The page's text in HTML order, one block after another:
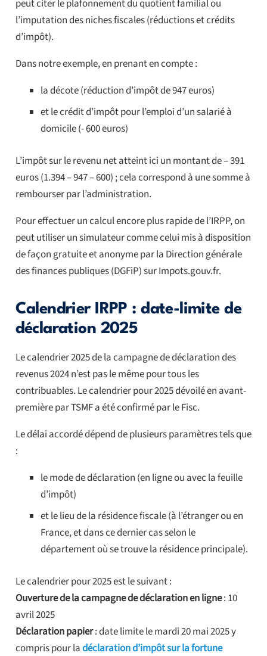
peut citer le plafonnement du quotient familial ou
l’imputation des niches fiscales (réductions et crédits
d’impôt).
Dans notre exemple, en prenant en compte :
la décote (réduction d’impôt de 947 euros)
et le crédit d’impôt pour l’emploi d’un salarié à
domicile (- 600 euros)
L’impôt sur le revenu net atteint ici un montant de – 391
euros (1.394 – 947 – 600) ; cela correspond à une somme à
rembourser par l’administration.
Pour effectuer un calcul encore plus rapide de l’IRPP, on
peut utiliser un simulateur comme celui mis à disposition
de façon gratuite et anonyme par la Direction générale
des finances publiques (DGFiP) sur Impots.gouv.fr.
Calendrier IRPP : date-limite de
déclaration 2025
Le calendrier 2025 de la campagne de déclaration des
revenus 2024 n’est pas le même pour tous les
contribuables. Le calendrier pour 2025 dévoilé en avant-
première par TSMF a été confirmé par le Fisc.
Le délai accordé dépend de plusieurs paramètres tels que
:
le mode de déclaration (en ligne ou avec la feuille
d’impôt)
et le lieu de la résidence fiscale (à l’étranger ou en
France, et dans ce dernier cas selon le
département où se trouve la résidence principale).
Le calendrier pour 2025 est le suivant :
Ouverture de la campagne de déclaration en ligne: 10
avril 2025
Déclaration papier: date limite le mardi 20 mai 2025 y
compris pour ladéclaration d’impôt sur la fortune